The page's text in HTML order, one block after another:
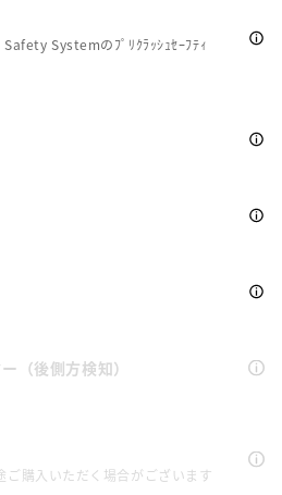
Systemのﾌﾟﾘｸﾗｯｼｭｾｰﾌﾃｨ
（後側方検知）
購入いただく場合がございます